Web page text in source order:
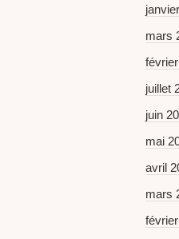
mars
juillet
juin
mai
avril
mars